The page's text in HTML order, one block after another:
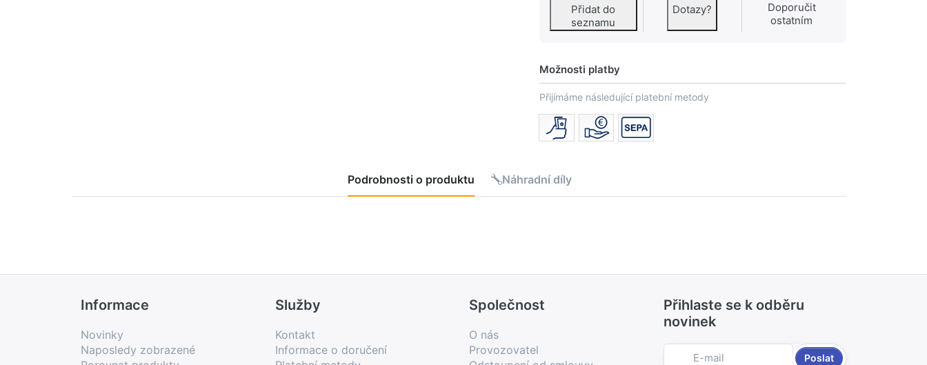
Přidat do
seznamu
Dotazy?
Doporučit
ostatním
Možnosti platby
Přijímáme následující platební metody
Podrobnosti o produktu Náhradní díly
Informace
Novinky
Naposledy zobrazené
Služby
Kontakt
Informace o doručení
Společnost
O nás
Provozovatel
Přihlaste se k odběru
novinek
Poslat